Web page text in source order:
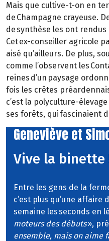
Mais que cultive-t-on en
de Champagne crayeuse.
de synthèse les ont
Cet ex-conseiller agricole
aisé qu’ailleurs. De plus,
comme l’observent les
reines d’un paysage
fois les crêtes
c’est la polyculture-
ses forêts, qui fascinaient
Geneviève et
Vive la binette
Entre les gens de la
c’est plus qu’une affaire
semaine les seconds en
moteurs des débuts»,
ensemble, mais on aime